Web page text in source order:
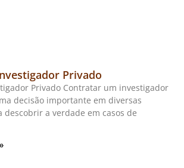
Privado
Privado Contratar um investigador
decisão importante em diversas
descobrir a verdade em casos de